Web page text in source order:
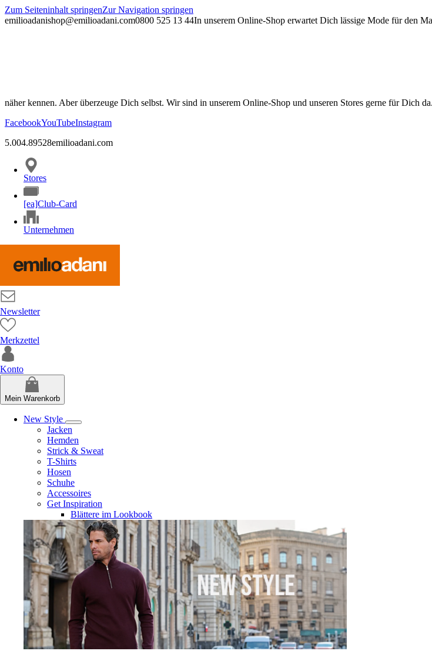
Zum Seiteninhalt springenZur Navigation springen
emilioadanishop@emilioadani.com0800 525 13 44In unserem Online-Shop erwartet Dich lässige Mode für den
näher kennen. Aber überzeuge Dich selbst. Wir sind in unserem Online-Shop und unseren Stores gerne für Dich da.
FacebookYouTubeInstagram
5.004.89528emilioadani.com
Stores
[ea]Club-Card
Unternehmen
Newsletter
Merkzettel
Konto
Mein Warenkorb
New Style
Jacken
Hemden
Strick & Sweat
T-Shirts
Hosen
Schuhe
Accessoires
Get Inspiration
Blättere im Lookbook